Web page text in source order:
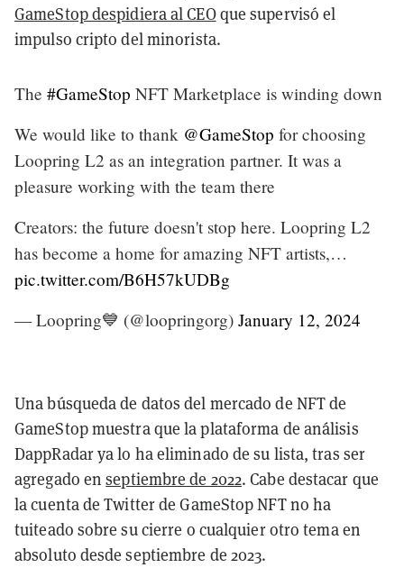
GameStop despidiera al CEOque supervisó el
impulso cripto del minorista.
The #GameStop NFT Marketplace is winding down
We would like to thank @GameStop for choosing
Loopring L2 as an integration partner. It was a
pleasure working with the team there
Creators: the future doesn't stop here. Loopring L2
has become a home for amazing NFT artists,…
pic.twitter.com/B6H57kUDBg
— Loopring💙 (@loopringorg) January 12, 2024
Una búsqueda de datos del mercado de NFT de
GameStop muestra que la plataforma de análisis
DappRadar ya lo ha eliminado de su lista, tras ser
agregado enseptiembre de 2022.Cabe destacar que
la cuenta de Twitter de GameStop NFT no ha
tuiteado sobre su cierre o cualquier otro tema en
absoluto desde septiembre de 2023.